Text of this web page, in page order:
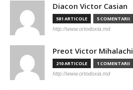
Diacon Victor Casian
581 ARTICOLE 5 COMENTARII
http://www.ortodoxia.md
Preot Victor Mihalachi
210 ARTICOLE 1 COMENTARII
http://www.ortodoxia.md